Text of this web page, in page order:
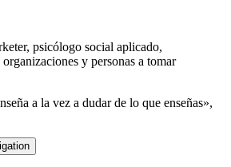
psicólogo social aplicado,
y personas a tomar
a la vez a dudar de lo que enseñas»,